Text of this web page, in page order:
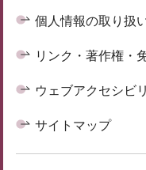
個人情報の取り扱
リンク・著作権・
ウェブアクセシビ
サイトマップ